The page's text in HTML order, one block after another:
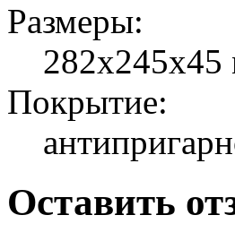
Размеры:
Покрытие:
Оставить